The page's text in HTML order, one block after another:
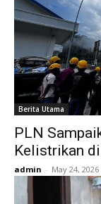
Berita Utama
PLN
Kelistrikan
admin - May 24, 2026